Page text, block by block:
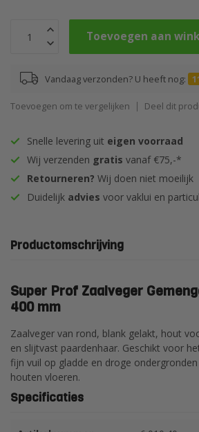
Toevoegen aan
Vandaag verzonden? U heeft nog:
Toevoegen om te vergelijken Deel dit
Snelle levering uit eigen voorraad
Wij verzenden gratis vanaf €75,-*
Retourneren? Wij doen niet moeilijk
Duidelijk advies voor vaklui en
Productomschrijving
Super Prof Zaalveger
400 mm
Zaalveger van rond, blank gelakt, hout
en slijtvast paardenhaar. Geschikt voor
fijn vuil op gladde en droge
houten vloeren.
Specificaties